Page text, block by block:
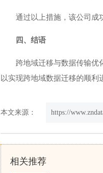
通过以上措施，该公司成
四、结语
跨地域迁移与数据传输优
以实现跨地域数据迁移的顺利
本文来源： https://
相关推荐